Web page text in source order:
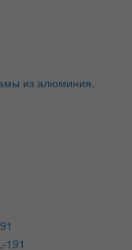
из алюминия,